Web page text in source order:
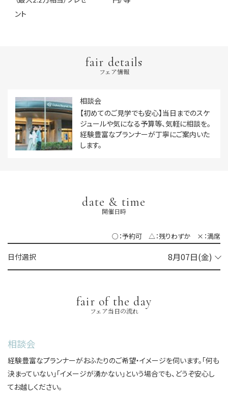
ント
fair details
フェア情報
相談会
【初めてのご見学でも安心】当日までのスケ
ジュールや気になる予算等、気軽に相談を。
経験豊富なプランナーが丁寧にご案内いた
します。
date & time
開催日時
○：予約可 △：残りわずか ×：満席
日付選択
fair of the day
フェア当日の流れ
相談会
経験豊富なプランナーがおふたりのご希望・イメージを伺います。「何も
決まっていない」「イメージが湧かない」という場合でも、どうぞ安心し
てお越しください。